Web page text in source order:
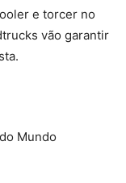
e torcer no
vão garantir
Mundo